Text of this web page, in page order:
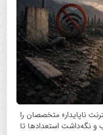
ناپایدار» متخصصان را
و نگه‌داشت استعدادها تا